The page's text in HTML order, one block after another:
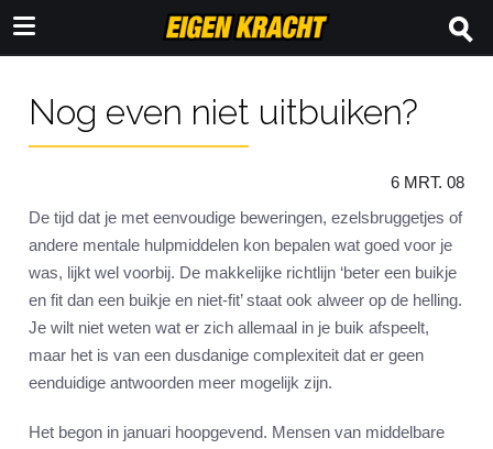
Nog even niet uitbuiken?
6 MRT. 08
De tijd dat je met eenvoudige beweringen, ezelsbruggetjes of
andere mentale hulpmiddelen kon bepalen wat goed voor je
was, lijkt wel voorbij. De makkelijke richtlijn ‘beter een buikje
en fit dan een buikje en niet-fit’ staat ook alweer op de helling.
Je wilt niet weten wat er zich allemaal in je buik afspeelt,
maar het is van een dusdanige complexiteit dat er geen
eenduidige antwoorden meer mogelijk zijn.
Het begon in januari hoopgevend. Mensen van middelbare